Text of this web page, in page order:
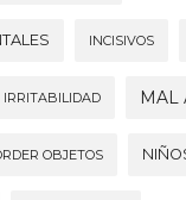
INCISIVOS
IRRITABILIDAD MAL
OBJETOS